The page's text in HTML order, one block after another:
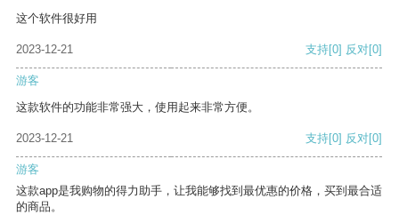
这个软件很好用
2023-12-21 支持[0] 反对[0]
游客
这款软件的功能非常强大，使用起来非常方便。
2023-12-21 支持[0] 反对[0]
游客
这款app是我购物的得力助手，让我能够找到最优惠的价格，买到最合适
的商品。